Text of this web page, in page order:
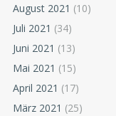
August 2021 (10)
Juli 2021 (34)
Juni 2021 (13)
Mai 2021 (15)
April 2021 (17)
März 2021 (25)